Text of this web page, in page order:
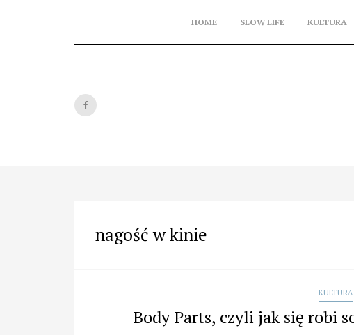
HOME SLOW LIFE KULTURA
nagość w kinie
KULTURA
Body Parts, czyli jak się robi